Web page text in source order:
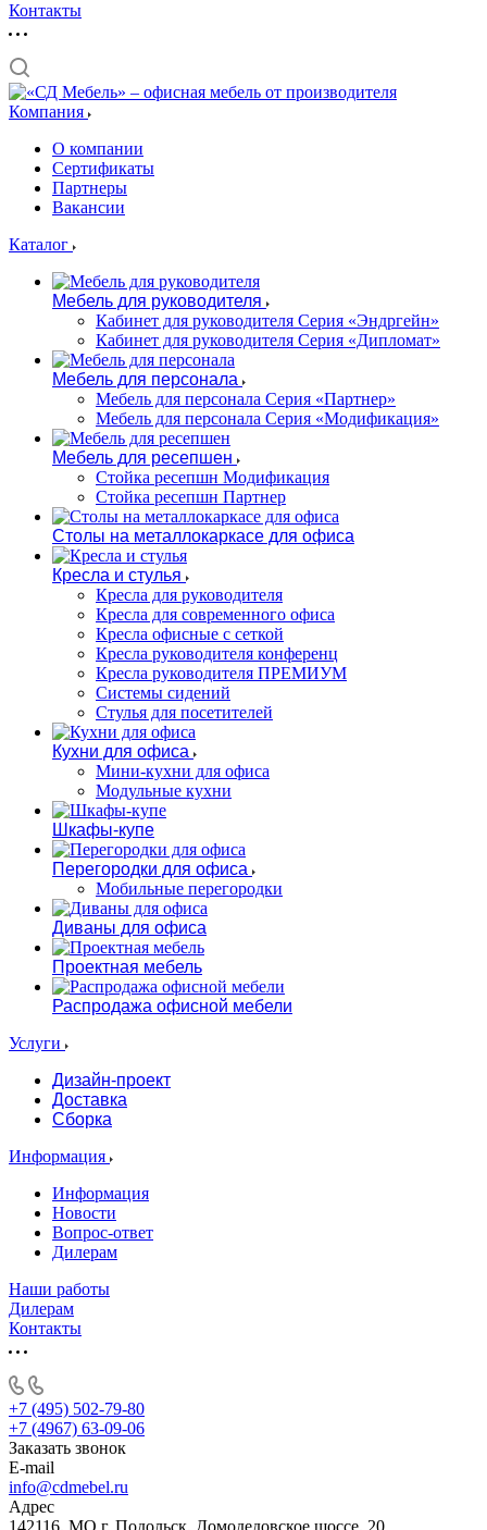
Контакты
Компания
О компании
Сертификаты
Партнеры
Вакансии
Каталог
Мебель для руководителя
Кабинет для руководителя Серия «Эндргейн»
Кабинет для руководителя Серия «Дипломат»
Мебель для персонала
Мебель для персонала Серия «Партнер»
Мебель для персонала Серия «Модификация»
Мебель для ресепшен
Стойка ресепшн Модификация
Стойка ресепшн Партнер
Столы на металлокаркасе для офиса
Кресла и стулья
Кресла для руководителя
Кресла для современного офиса
Кресла офисные с сеткой
Кресла руководителя конференц
Кресла руководителя ПРЕМИУМ
Системы сидений
Стулья для посетителей
Кухни для офиса
Мини-кухни для офиса
Модульные кухни
Шкафы-купе
Перегородки для офиса
Мобильные перегородки
Диваны для офиса
Проектная мебель
Распродажа офисной мебели
Услуги
Дизайн-проект
Доставка
Сборка
Информация
Информация
Новости
Вопрос-ответ
Дилерам
Наши работы
Дилерам
Контакты
+7 (495) 502-79-80
+7 (4967) 63-09-06
Заказать звонок
E-mail
info@cdmebel.ru
Адрес
142116, МО г. Подольск, Домодедовское шоссе, 20